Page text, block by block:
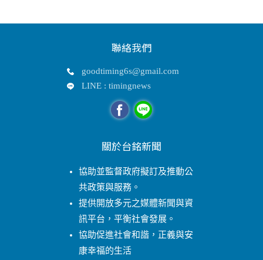
聯絡我們
goodtiming6s@gmail.com
LINE : timingnews
關於台銘新聞
協助並監督政府擬訂及推動公
共政策與服務。
提供開放多元之媒體新聞與資
訊平台，平衡社會發展。
協助促進社會和諧，正義與安
康幸福的生活